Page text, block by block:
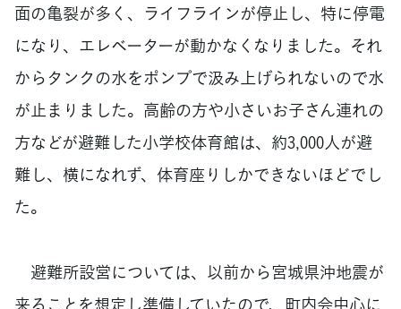
面の亀裂が多く、ライフラインが停止し、特に停電
になり、エレベーターが動かなくなりました。それ
からタンクの水をポンプで汲み上げられないので水
が止まりました。高齢の方や小さいお子さん連れの
方などが避難した小学校体育館は、約3,000人が避
難し、横になれず、体育座りしかできないほどでし
た。
避難所設営については、以前から宮城県沖地震が
来ることを想定し準備していたので、町内会中心に